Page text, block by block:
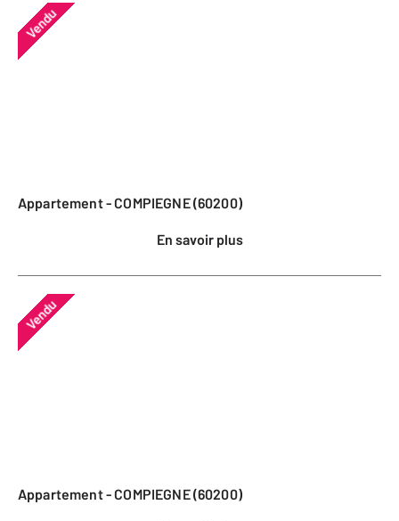
Vendu
Appartement - COMPIEGNE (60200)
En savoir plus
Vendu
Appartement - COMPIEGNE (60200)